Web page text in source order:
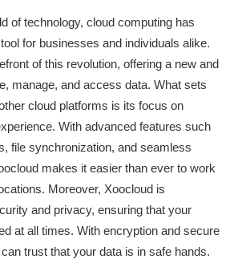
of technology, cloud computing has
for businesses and individuals alike.
of this revolution, offering a new and
manage, and access data. What sets
cloud platforms is its focus on
With advanced features such
file synchronization, and seamless
makes it easier than ever to work
Moreover, Xoocloud is
and privacy, ensuring that your
at all times. With encryption and secure
trust that your data is in safe hands.